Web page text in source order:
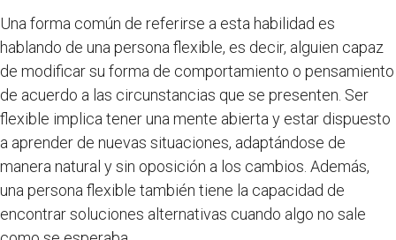
Una forma común de referirse a esta habilidad es
hablando de una persona flexible, es decir, alguien capaz
de modificar su forma de comportamiento o pensamiento
de acuerdo a las circunstancias que se presenten. Ser
flexible implica tener una mente abierta y estar dispuesto
a aprender de nuevas situaciones, adaptándose de
manera natural y sin oposición a los cambios. Además,
una persona flexible también tiene la capacidad de
encontrar soluciones alternativas cuando algo no sale